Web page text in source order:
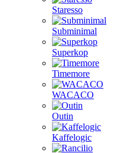
Staresso
Subminimal
Superkop
Timemore
WACACO
Outin
Kaffelogic